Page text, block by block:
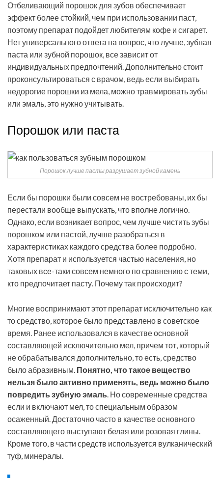
Отбеливающий порошок для зубов обеспечивает
эффект более стойкий, чем при использовании паст,
поэтому препарат подойдет любителям кофе и сигарет.
Нет универсального ответа на вопрос, что лучше, зубная
паста или зубной порошок, все зависит от
индивидуальных предпочтений. Дополнительно стоит
проконсультироваться с врачом, ведь если выбирать
недорогие порошки из мела, можно травмировать зубы
или эмаль, это нужно учитывать.
Порошок или паста
Порошок лучше пасты разрушает зубной камень
Если бы порошки были совсем не востребованы, их бы
перестали вообще выпускать, что вполне логично.
Однако, если возникает вопрос, чем лучше чистить зубы
порошком или пастой, лучше разобраться в
характеристиках каждого средства более подробно.
Хотя препарат и используется частью населения, но
таковых все-таки совсем немного по сравнению с теми,
кто предпочитает пасту. Почему так происходит?
Многие воспринимают этот препарат исключительно как
то средство, которое было представлено в советское
время. Ранее использовался в качестве основной
составляющей исключительно мел, причем тот, который
не обрабатывался дополнительно, то есть, средство
было абразивным. Понятно, что такое вещество
нельзя было активно применять, ведь можно было
повредить зубную эмаль. Но современные средства
если и включают мел, то специальным образом
осаженный. Достаточно часто в качестве основного
составляющего выступают белая или розовая глины.
Кроме того, в части средств используется вулканический
туф, минералы.